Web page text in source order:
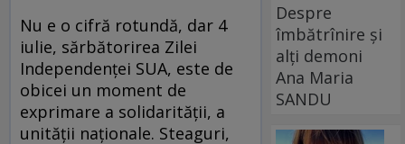
Nu e o cifră rotundă, dar 4
iulie, sărbătorirea Zilei
Independenţei SUA, este de
obicei un moment de
exprimare a solidarităţii, a
unităţii naţionale. Steaguri,
Despre
îmbătrînire și
alți demoni
Ana Maria
SANDU